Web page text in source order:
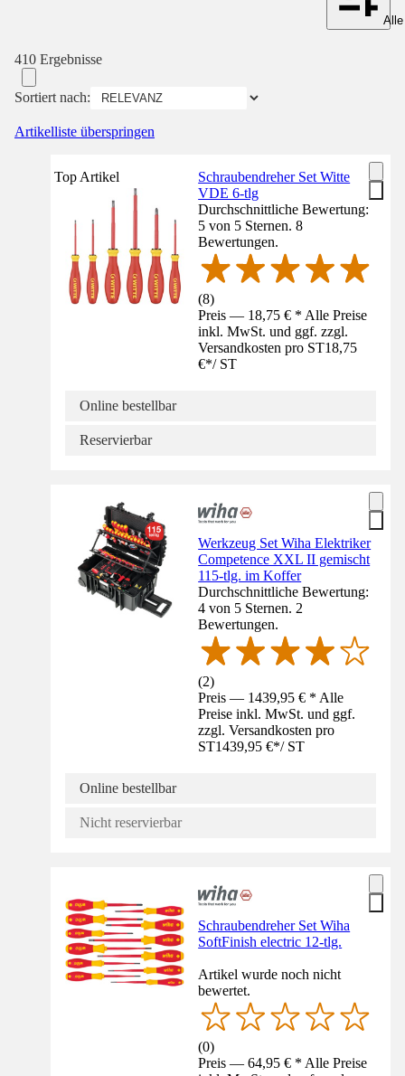
410 Ergebnisse
Sortiert nach:
Artikelliste überspringen
Top Artikel
Schraubendreher Set Witte
VDE 6-tlg
Durchschnittliche Bewertung:
5 von 5 Sternen. 8
Bewertungen.
(8)
Preis — 18,75 € * Alle Preise
inkl. MwSt. und ggf. zzgl.
Versandkosten pro ST18,75
€*/ ST
Online bestellbar
Reservierbar
Werkzeug Set Wiha Elektriker
Competence XXL II gemischt
115-tlg. im Koffer
Durchschnittliche Bewertung:
4 von 5 Sternen. 2
Bewertungen.
(2)
Preis — 1439,95 € * Alle
Preise inkl. MwSt. und ggf.
zzgl. Versandkosten pro
ST1439,95 €*/ ST
Online bestellbar
Nicht reservierbar
Schraubendreher Set Wiha
SoftFinish electric 12-tlg.
Artikel wurde noch nicht
bewertet.
(0)
Preis — 64,95 € * Alle Preise